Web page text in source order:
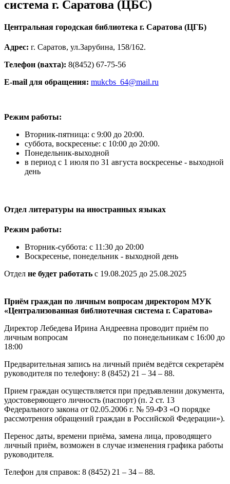
система г. Саратова (ЦБС)
Центральная городская библиотека г. Саратова (ЦГБ)
Адрес: г. Саратов, ул.Зарубина, 158/162.
Телефон (вахта): 8(8452) 67-75-56
E-mail для обращения: mukcbs_64@mail.ru
Режим работы:
Вторник-пятница: с 9:00 до 20:00.
суббота, воскресенье: с 10:00 до 20:00.
Понедельник-выходной
в период с 1 июля по 31 августа воскресенье - выходной
день
Отдел литературы на иностранных языках
Режим работы:
Вторник-суббота: с 11:30 до 20:00
Воскресенье, понедельник - выходной день
Отдел не будет работать с 19.08.2025 до 25.08.2025
Приём граждан по личным вопросам директором МУК
«Централизованная библиотечная система г. Саратова»
Директор Лебедева Ирина Андреевна проводит приём по
личным вопросам по понедельникам с 16:00 до
18:00
Предварительная запись на личный приём ведётся секретарём
руководителя по телефону: 8 (8452) 21 – 34 – 88.
Прием граждан осуществляется при предъявлении документа,
удостоверяющего личность (паспорт) (п. 2 ст. 13
Федерального закона от 02.05.2006 г. № 59-ФЗ «О порядке
рассмотрения обращений граждан в Российской Федерации»).
Перенос даты, времени приёма, замена лица, проводящего
личный приём, возможен в случае изменения графика работы
руководителя.
Телефон для справок: 8 (8452) 21 – 34 – 88.